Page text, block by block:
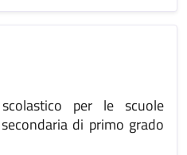
per le scuole
di primo grado